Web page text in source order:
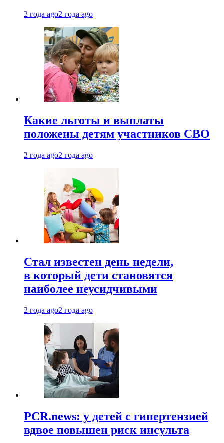
2 года ago2 года ago
Какие льготы и выплаты
положены детям участников СВО
2 года ago2 года ago
Стал известен день недели,
в который дети становятся
наиболее неусидчивыми
2 года ago2 года ago
PCR.news: у детей с гипертензией
вдвое повышен риск инсульта